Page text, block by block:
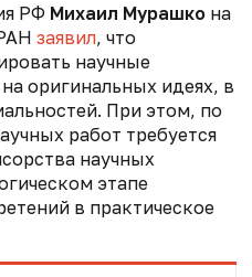
РФ Михаил Мурашко на
заявил, что
научные
оригинальных идеях, в
При этом, по
работ требуется
научных
этапе
в практическое